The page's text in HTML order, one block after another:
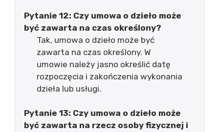
Pytanie 12: Czy umowa o dzieło może
być zawarta na czas określony?
Tak, umowa o dzieło może być
zawarta na czas określony. W
umowie należy jasno określić datę
rozpoczęcia i zakończenia wykonania
dzieła lub usługi.
Pytanie 13: Czy umowa o dzieło może
być zawarta na rzecz osoby fizycznej i